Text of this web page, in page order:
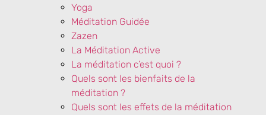
Yoga
Méditation Guidée
Zazen
La Méditation Active
La méditation c’est quoi ?
Quels sont les bienfaits de la
méditation ?
Quels sont les effets de la méditation